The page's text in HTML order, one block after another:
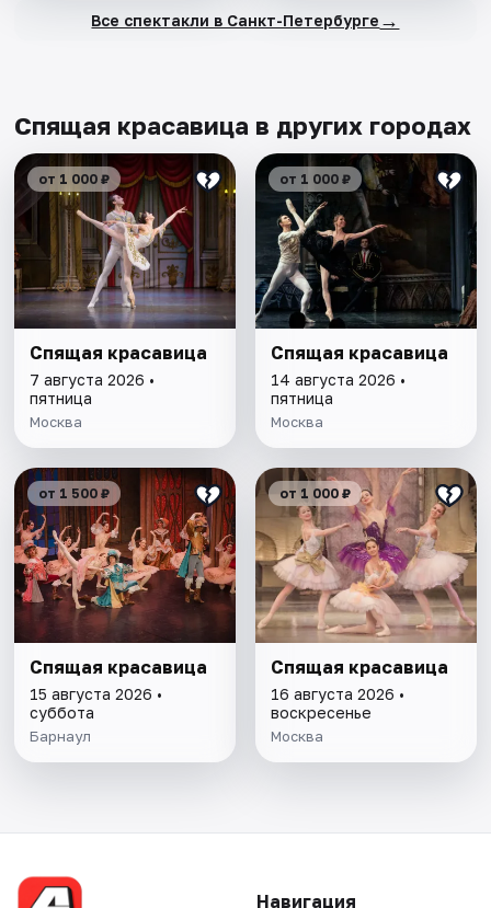
Все спектакли в Санкт-Петербурге →
Спящая красавица в других городах
от 1 000 ₽
Спящая красавица
7 августа 2026 •
пятница
Москва
от 1 000 ₽
Спящая красавица
14 августа 2026 •
пятница
Москва
от 1 500 ₽
Спящая красавица
15 августа 2026 •
суббота
Барнаул
от 1 000 ₽
Спящая красавица
16 августа 2026 •
воскресенье
Москва
Навигация